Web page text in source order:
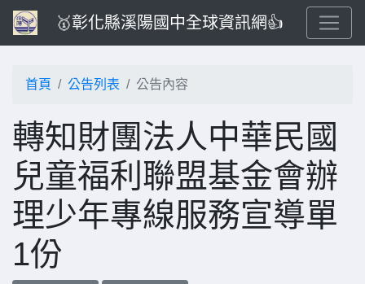
🥇彰化縣溪陽國中全球資訊網👍
首頁 公告列表 公告內容
轉知財團法人中華民國
兒童福利聯盟基金會辦
理少年專線服務宣導單
1份